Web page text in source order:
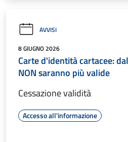
AVVISI
8 GIUGNO 2026
Carte d'identità cartacee:
NON saranno più valide
Cessazione validità
Accesso all'informazione